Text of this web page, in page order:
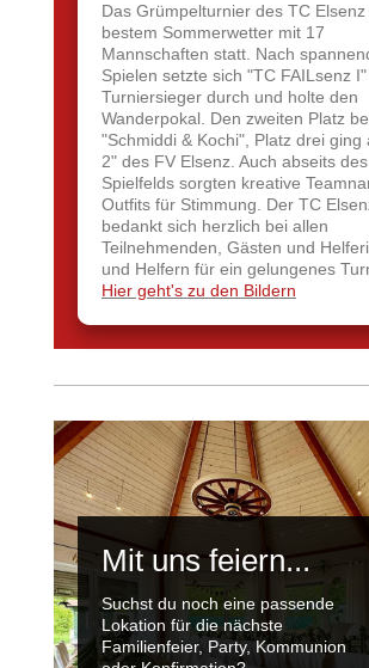
Das Grümpelturnier des TC
bestem Sommerwetter mit 17
Mannschaften statt. Nach
Spielen setzte sich "TC FAILsenz
Turniersieger durch und holte den
Wanderpokal. Den zweiten Platz
"Schmiddi & Kochi", Platz drei ging
2" des FV Elsenz. Auch abseits des
Spielfelds sorgten kreative
Outfits für Stimmung. Der TC
bedankt sich herzlich bei allen
Teilnehmenden, Gästen und
und Helfern für ein gelungenes
Hier geht's zu den Bildern
Mit uns feiern...
Suchst du noch eine passende
Lokation für die nächste
Familienfeier, Party, Kommunion